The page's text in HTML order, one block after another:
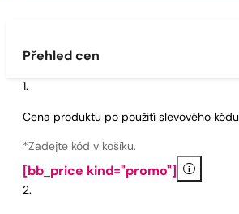
Přehled cen
Cena produktu po použití slevového kódu
*Zadejte kód v košíku.
[bb_price kind="promo"] i